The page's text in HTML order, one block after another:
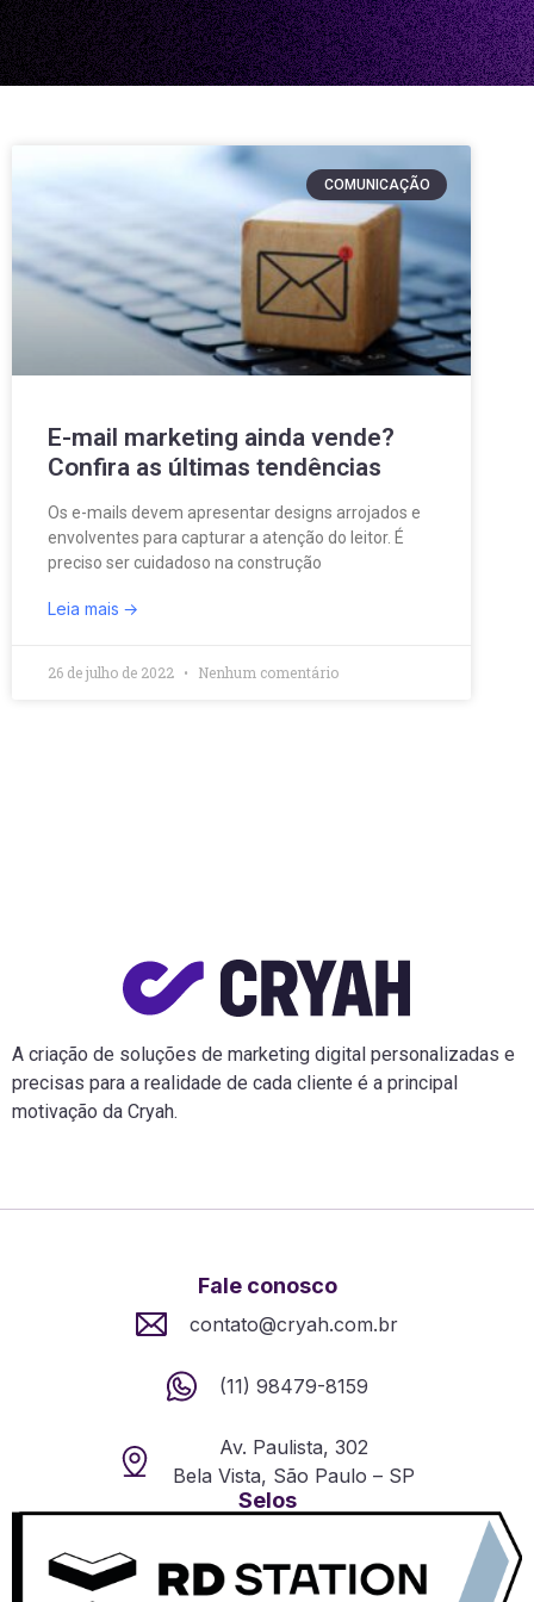
COMUNICAÇÃO
E-mail marketing ainda vende?
Confira as últimas tendências
Os e-mails devem apresentar designs arrojados e
envolventes para capturar a atenção do leitor. É
preciso ser cuidadoso na construção
Leia mais
26 de julho de 2022 Nenhum comentário
A criação de soluções de marketing digital personalizadas e
precisas para a realidade de cada cliente é a principal
motivação da Cryah.
Fale conosco
contato@cryah.com.br
(11) 98479-8159
Av. Paulista, 302
Bela Vista, São Paulo – SP
Selos